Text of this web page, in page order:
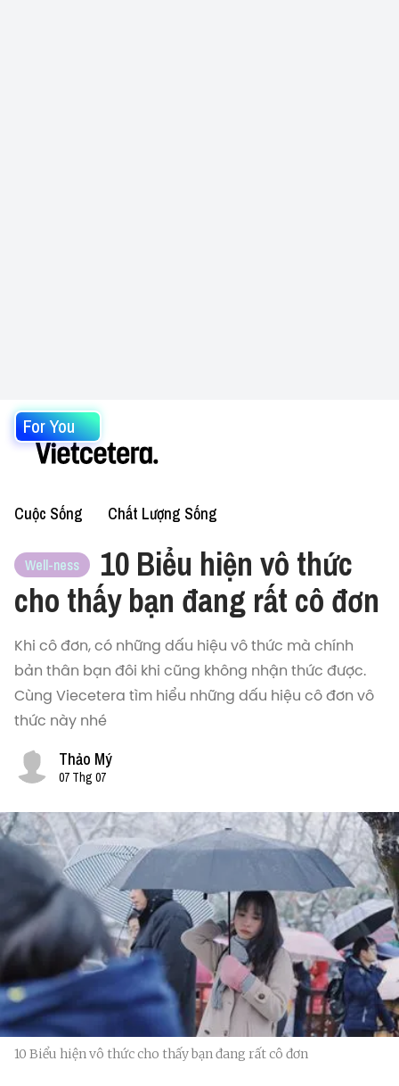
For You
Cuộc Sống Chất Lượng Sống
Well-ness
10 Biểu hiện vô thức
cho thấy bạn đang rất cô đơn
Khi cô đơn, có những dấu hiệu vô thức mà chính
bản thân bạn đôi khi cũng không nhận thức được.
Cùng Viecetera tìm hiểu những dấu hiệu cô đơn vô
thức này nhé
Thảo Mý
07 Thg 07
10 Biểu hiện vô thức cho thấy bạn đang rất cô đơn